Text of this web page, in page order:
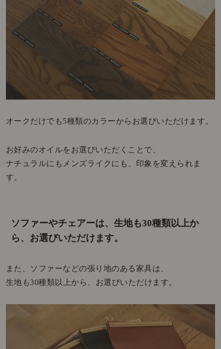
オークだけでも5種類のカラーからお選びいただけます。
お好みのオイルをお選びいただくことで、
ナチュラルにもメンズライクにも、印象を変えられま
す。
ソファーやチェアーは、生地も30種類以上か
ら、お選びいただけます。
また、ソファーなどの張り地のある家具は、
生地も30種類以上から、お選びいただけます。